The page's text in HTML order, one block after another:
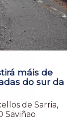
máis de
do sur da
de Sarria,
Saviñao